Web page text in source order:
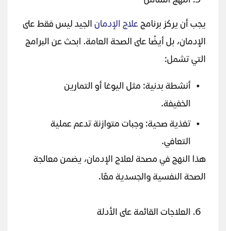
يجب أن يركز برنامجعلاج الإدمان الجيد ليس فقط على
الإدمان، بل أيضًا على الصحة العامة. ابحث عن البرامج
التي تشمل:
أنشطة بدنية: مثل اليوغا أو التمارين
الخفيفة.
تغذية صحية: وجبات متوازنة تدعم عملية
التعافي.
هذا النهج في مصحة لعلاج الإدمان، يضمن معالجة
الصحة النفسية والجسدية معًا.
العلاجات القائمة على الأدلة